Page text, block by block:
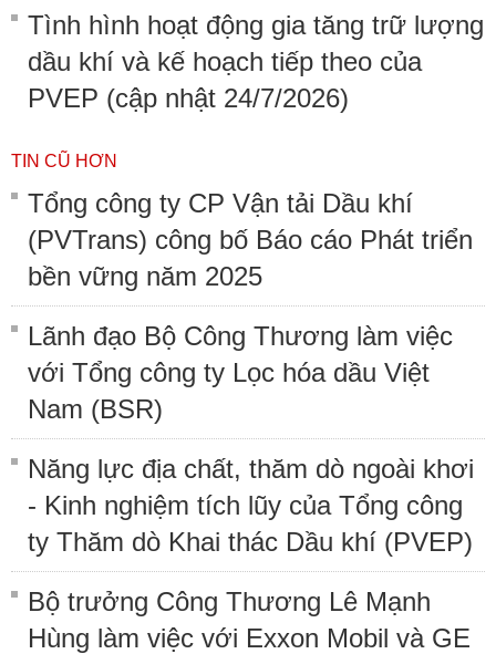
Tình hình hoạt động gia tăng trữ lượng
dầu khí và kế hoạch tiếp theo của
PVEP (cập nhật 24/7/2026)
TIN CŨ HƠN
Tổng công ty CP Vận tải Dầu khí
(PVTrans) công bố Báo cáo Phát triển
bền vững năm 2025
Lãnh đạo Bộ Công Thương làm việc
với Tổng công ty Lọc hóa dầu Việt
Nam (BSR)
Năng lực địa chất, thăm dò ngoài khơi
- Kinh nghiệm tích lũy của Tổng công
ty Thăm dò Khai thác Dầu khí (PVEP)
Bộ trưởng Công Thương Lê Mạnh
Hùng làm việc với Exxon Mobil và GE